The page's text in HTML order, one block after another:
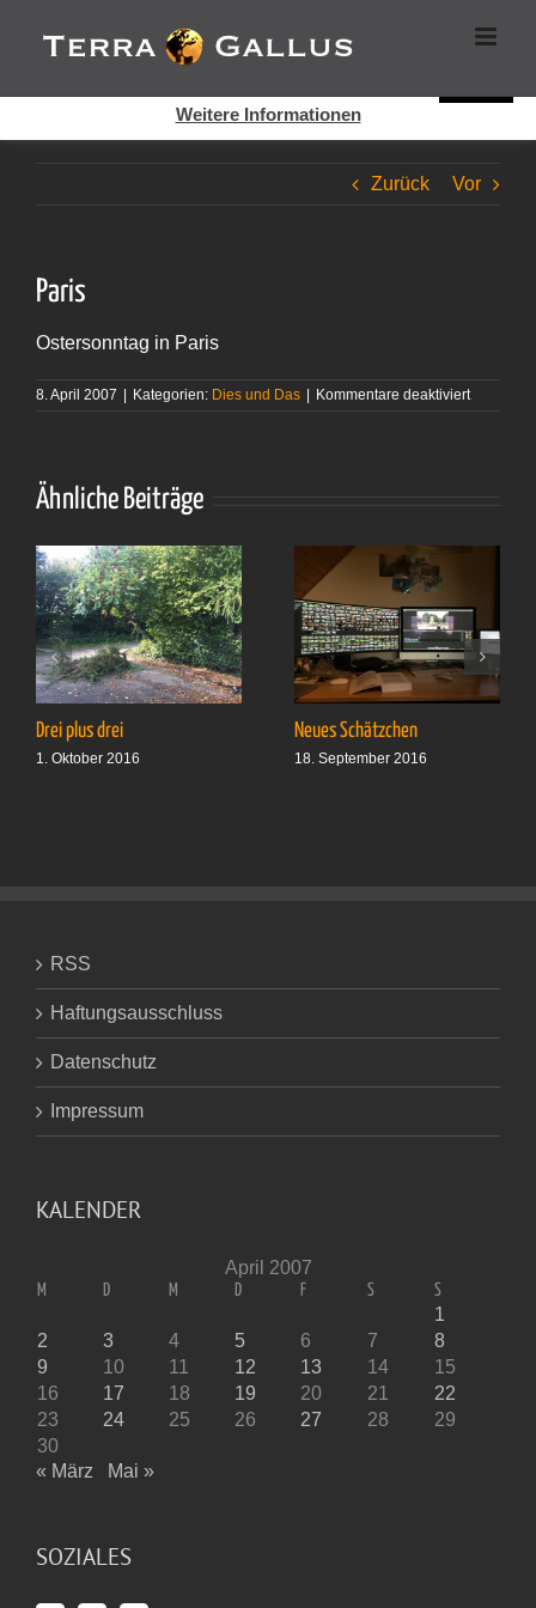
Inhalt
springen
Zurück Vor
Paris
Ostersonntag in Paris
8. April 2007 | Kategorien: Dies und Das | Kommentare deaktiviertfür
Ähnliche Beiträge
Drei plus drei
1. Oktober 2016
Neues Schätzchen
18. September 2016
RSS
Haftungsausschluss
Datenschutz
Impressum
KALENDER
April 2007
M D M D F S S
1
2
3 4 5 6 7
8
9
10 11 12 13 14
15
16
17 18 19 20 21
22
23
24 25 26 27 28
29
30
« März
Mai »
SOZIALES
Cookies helfen auf auf dieser Seite bei der Bereitstellung der
Dienste. Durch die Nutzung dieser Webseite erklären Sie sich
Weitere Informationen